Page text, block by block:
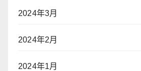
2024年3月
2024年2月
2024年1月